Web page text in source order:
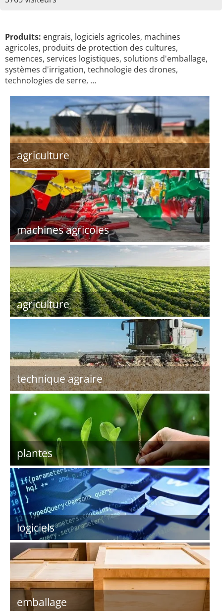
Produits: engrais, logiciels agricoles, machines
agricoles, produits de protection des cultures,
semences, services logistiques, solutions d'emballage,
systèmes d'irrigation, technologie des drones,
technologies de serre, …
agriculture
machines agricoles
agriculture
technique agraire
plantes
logiciels
emballage